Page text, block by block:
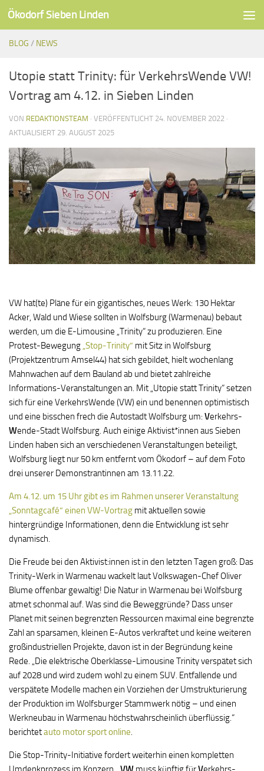
Unter dem Inhalt
Ökodorf Sieben Linden
BLOG / NEWS
Utopie statt Trinity: für VerkehrsWende VW!
Vortrag am 4.12. in Sieben Linden
VON REDAKTIONSTEAM · VERÖFFENTLICHT 24. NOVEMBER 2022 ·
AKTUALISIERT 29. AUGUST 2025
VW hat(te) Pläne für ein gigantisches, neues Werk: 130 Hektar
Acker, Wald und Wiese sollten in Wolfsburg (Warmenau) bebaut
werden, um die E-Limousine „Trinity“ zu produzieren. Eine
Protest-Bewegung „Stop-Trinity“ mit Sitz in Wolfsburg
(Projektzentrum Amsel44) hat sich gebildet, hielt wochenlang
Mahnwachen auf dem Bauland ab und bietet zahlreiche
Informations-Veranstaltungen an. Mit „Utopie statt Trinity“ setzen
sich für eine VerkehrsWende (VW) ein und benennen optimistisch
und eine bisschen frech die Autostadt Wolfsburg um: Verkehrs-
Wende-Stadt Wolfsburg. Auch einige Aktivist*innen aus Sieben
Linden haben sich an verschiedenen Veranstaltungen beteiligt,
Wolfsburg liegt nur 50 km entfernt vom Ökodorf – auf dem Foto
drei unserer Demonstrantinnen am 13.11.22.
Am 4.12. um 15 Uhr gibt es im Rahmen unserer Veranstaltung
„Sonntagcafé“ einen VW-Vortrag mit aktuellen sowie
hintergründige Informationen, denn die Entwicklung ist sehr
dynamisch.
Die Freude bei den Aktivist:innen ist in den letzten Tagen groß: Das
Trinity-Werk in Warmenau wackelt laut Volkswagen-Chef Oliver
Blume offenbar gewaltig! Die Natur in Warmenau bei Wolfsburg
atmet schonmal auf. Was sind die Beweggründe? Dass unser
Planet mit seinen begrenzten Ressourcen maximal eine begrenzte
Zahl an sparsamen, kleinen E-Autos verkraftet und keine weiteren
großindustriellen Projekte, davon ist in der Begründung keine
Rede. „Die elektrische Oberklasse-Limousine Trinity verspätet sich
auf 2028 und wird zudem wohl zu einem SUV. Entfallende und
verspätete Modelle machen ein Vorziehen der Umstrukturierung
der Produktion im Wolfsburger Stammwerk nötig – und einen
Werkneubau in Warmenau höchstwahrscheinlich überflüssig.“
berichtetauto motor sport online.
Die Stop-Trinity-Initiative fordert weiterhin einen kompletten